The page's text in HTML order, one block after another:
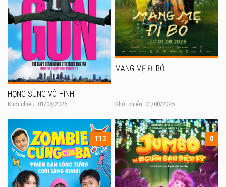
HỌNG SÚNG VÔ HÌNH
Khởi chiếu: 01/08/2025
MANG MẸ ĐI BỎ
Khởi chiếu: 01/08/2025
T13 0